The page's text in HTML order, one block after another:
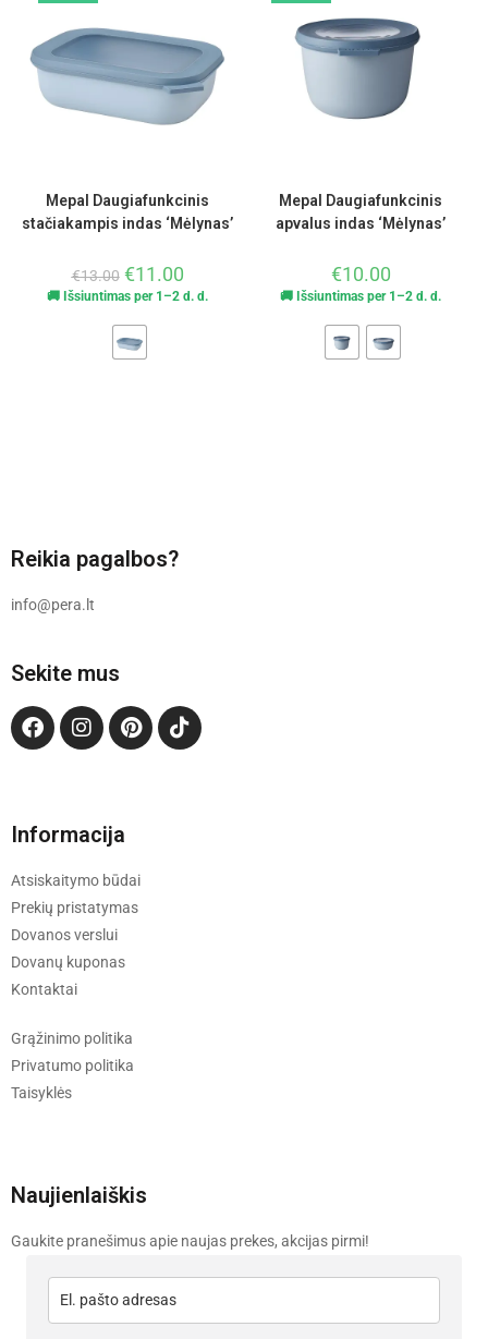
Mepal Daugiafunkcinis
stačiakampis indas ‘Mėlynas’
€13.00 €11.00
🚚 Išsiuntimas per 1–2 d. d.
Mepal Daugiafunkcinis
apvalus indas ‘Mėlynas’
€10.00
🚚 Išsiuntimas per 1–2 d. d.
Reikia pagalbos?
info@pera.lt
Sekite mus
Informacija
Atsiskaitymo būdai
Prekių pristatymas
Dovanos verslui
Dovanų kuponas
Kontaktai
Grąžinimo politika
Privatumo politika
Taisyklės
Naujienlaiškis
Gaukite pranešimus apie naujas prekes, akcijas pirmi!